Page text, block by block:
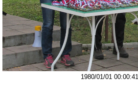
1980/01/01 00:00:41